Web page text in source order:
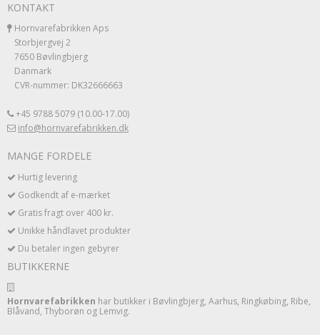
KONTAKT
Hornvarefabrikken Aps
Storbjergvej 2
7650 Bøvlingbjerg
Danmark
CVR-nummer: DK32666663
+45 9788 5079 (10.00-17.00)
info@hornvarefabrikken.dk
MANGE FORDELE
Hurtig levering
Godkendt af e-mærket
Gratis fragt over 400 kr.
Unikke håndlavet produkter
Du betaler ingen gebyrer
BUTIKKERNE
Hornvarefabrikken har butikker i Bøvlingbjerg, Aarhus, Ringkøbing, Ribe,
Blåvand, Thyborøn og Lemvig.